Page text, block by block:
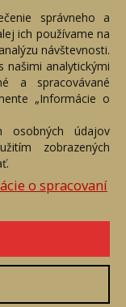
poradenstvo
tejto stránky je
správneho a
ich používame na
návštevnosti.
našimi analytickými
a spracovávané
„Informácie o
osobných údajov
zobrazených
o spracovaní